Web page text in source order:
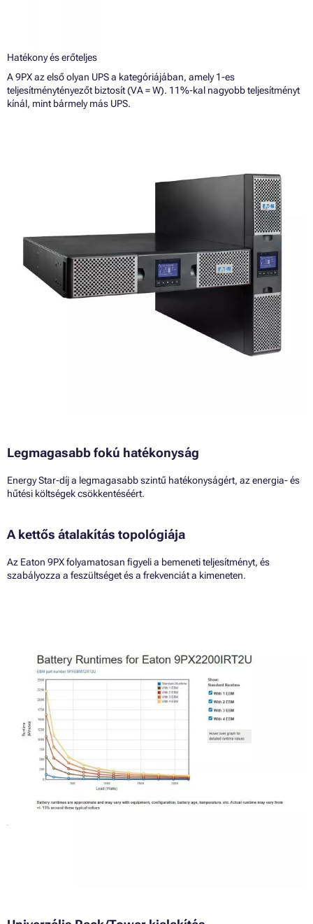
Hatékony és erőteljes
A 9PX az első olyan UPS a kategóriájában, amely 1-es
teljesítménytényezőt biztosít (VA = W). 11%-kal nagyobb teljesítményt
kínál, mint bármely más UPS.
Legmagasabb fokú hatékonyság
Energy Star-díj a legmagasabb szintű hatékonyságért, az energia- és
hűtési költségek csökkentéséért.
A kettős átalakítás topológiája
Az Eaton 9PX folyamatosan figyeli a bemeneti teljesítményt, és
szabályozza a feszültséget és a frekvenciát a kimeneten.